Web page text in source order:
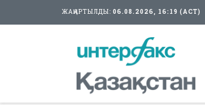
ЖАҢАРТЫЛДЫ: 06.08.2026, 16:19 (АСТ)